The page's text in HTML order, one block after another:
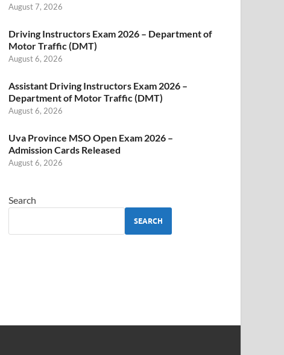
August 7, 2026
Driving Instructors Exam 2026 – Department of
Motor Traffic (DMT)
August 6, 2026
Assistant Driving Instructors Exam 2026 –
Department of Motor Traffic (DMT)
August 6, 2026
Uva Province MSO Open Exam 2026 –
Admission Cards Released
August 6, 2026
Search
SEARCH